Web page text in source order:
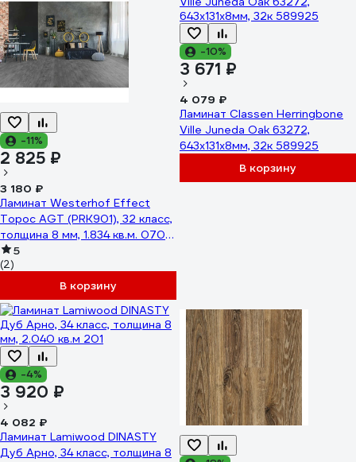
-11%
2 825 ₽
3 180 ₽
Ламинат Westerhof Effect
Торос AGT (PRK901), 32 класс,
толщина 8 мм, 1.834 кв.м. 0701-
6039
5
(2)
В корзину
-10%
3 671 ₽
4 079 ₽
Ламинат Classen Herringbone
Ville Juneda Oak 63272,
643x131x8мм, 32к 589925
В корзину
-4%
3 920 ₽
4 082 ₽
Ламинат Lamiwood DINASTY
Дуб Арно, 34 класс, толщина 8